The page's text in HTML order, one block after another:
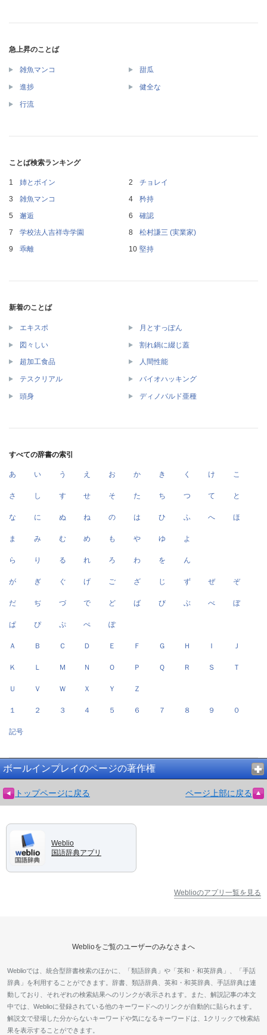
急上昇のことば
雑魚マンコ 甜瓜
進捗 健全な
行流
ことば検索ランキング
姉とボイン
チョレイ
雑魚マンコ
矜持
邂逅
確認
学校法人吉祥寺学園
松村謙三 (実業家)
乖離
堅持
新着のことば
エキスポ 月とすっぽん
図々しい 割れ鍋に綴じ蓋
超加工食品 人間性能
テスクリアル バイオハッキング
頭身 ディノバルド亜種
すべての辞書の索引
あ い う え お か き く け こ
さ し す せ そ た ち つ て と
な に ぬ ね の は ひ ふ へ ほ
ま み む め も や ゆ よ
ら り る れ ろ わ を ん
が ぎ ぐ げ ご ざ じ ず ぜ ぞ
だ ぢ づ で ど ば び ぶ べ ぼ
ぱ ぴ ぷ ぺ ぽ
Ａ Ｂ Ｃ Ｄ Ｅ Ｆ Ｇ Ｈ Ｉ Ｊ
Ｋ Ｌ Ｍ Ｎ Ｏ Ｐ Ｑ Ｒ Ｓ Ｔ
Ｕ Ｖ Ｗ Ｘ Ｙ Ｚ
１ ２ ３ ４ ５ ６ ７ ８ ９ ０
記号
ボールインプレイのページの著作権
トップページに戻る ページ上部に戻る
Weblio
国語辞典アプリ
Weblioのアプリ一覧を見る
Weblioをご覧のユーザーのみなさまへ
Weblioでは、統合型辞書検索のほかに、「類語辞典」や「英和・和英辞典」、「手話
辞典」を利用することができます。辞書、類語辞典、英和・和英辞典、手話辞典は連
動しており、それぞれの検索結果へのリンクが表示されます。また、解説記事の本文
中では、Weblioに登録されている他のキーワードへのリンクが自動的に貼られます。
解説文で登場した分からないキーワードや気になるキーワードは、1クリックで検索結
果を表示することができます。